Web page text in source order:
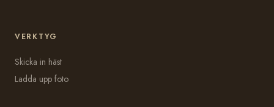
VERKTYG
Skicka in häst
Ladda upp foto